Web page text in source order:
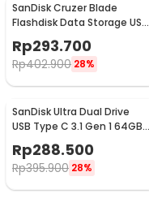
SanDisk Cruzer Blade
Flashdisk Data Storage USB
2.0 Portable 128GB -
SDCZ50
Rp293.700
Rp402.900 28%
SanDisk Ultra Dual Drive
USB Type C 3.1 Gen 1 64GB
- SDDDC2
Rp288.500
Rp395.900 28%